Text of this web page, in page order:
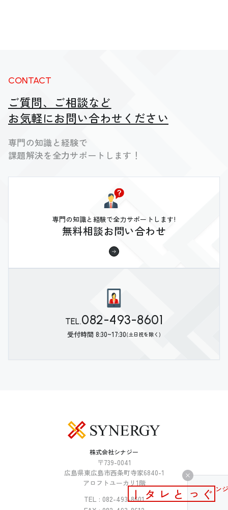
CONTACT
ご質問、ご相談など
お気軽にお問い合わせください
専門の知識と経験で
課題解決を全力サポートします！
TEL.082-493-8601
受付時間 8:30~17:30(土日祝を除く)
専門の知識と経験で全力サポートします!
無料相談お問い合わせ
株式会社シナジー
〒739-0041
広島県東広島市西条町寺家6840-1
アロフトユーカリ1階
TEL : 082-493-8601
メールマガジン
ぐっとレター